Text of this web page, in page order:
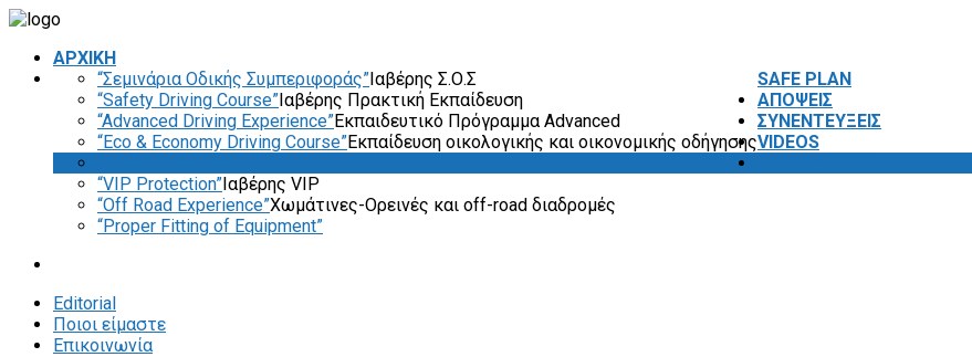
ΑΡΧΙΚΗ
SAFE PLAN
“Σεμινάρια Οδικής Συμπεριφοράς”Ιαβέρης Σ.Ο.Σ
“Safety Driving Course”Ιαβέρης Πρακτική Εκπαίδευση
“Advanced Driving Experience”Εκπαιδευτικό Πρόγραμμα Advanced
“Eco & Economy Driving Course”Εκπαίδευση οικολογικής και οικονομικής οδήγησης
“VIP Protection”Ιαβέρης VIP
“Off Road Experience”Χωμάτινες-Ορεινές και off-road διαδρομές
“Proper Fitting of Equipment”
ΑΠΟΨΕΙΣ
ΣΥΝΕΝΤΕΥΞΕΙΣ
VIDEOS
Editorial
Ποιοι είμαστε
Επικοινωνία